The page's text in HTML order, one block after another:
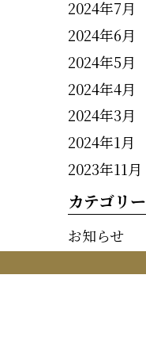
2024年7月
2024年6月
2024年5月
2024年4月
2024年3月
2024年1月
2023年11月
カテゴリー
お知らせ